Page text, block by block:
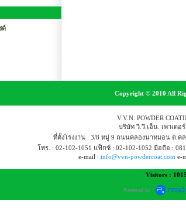
ด์
Copyright © 2010 All
V.V.N. POWDER
บริษัท วี.วี.เอ็น. เพาเดอ
ที่ตั้งโรงงาน : 3/8 หมู่ 9 ถนนคลองนาหมอน ต.ค
โทร. : 02-102-1051 แฟ็กซ์ : 02-102-1052 มือถือ :
e-mail : info@vvn-powdercoat.com e-
Visitors :